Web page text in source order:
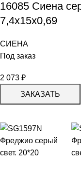
16085 Сиена
7,4x15x0,69
СИЕНА
Под заказ
2 073 ₽
ЗАКАЗАТЬ